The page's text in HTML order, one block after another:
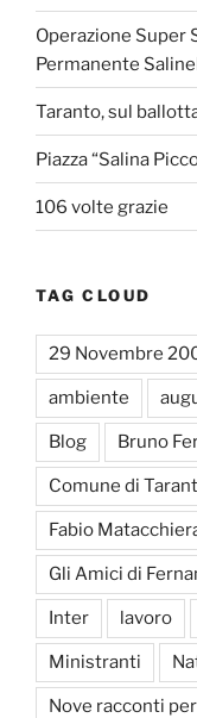
Operazione Super
Permanente
Taranto, sul
Piazza “Salina
106 volte grazie
TAG CLOUD
29 Novembre
ambiente
Blog Bruno
Comune di
Fabio
Gli Amici di
Inter lavoro
Ministranti
Nove racconti